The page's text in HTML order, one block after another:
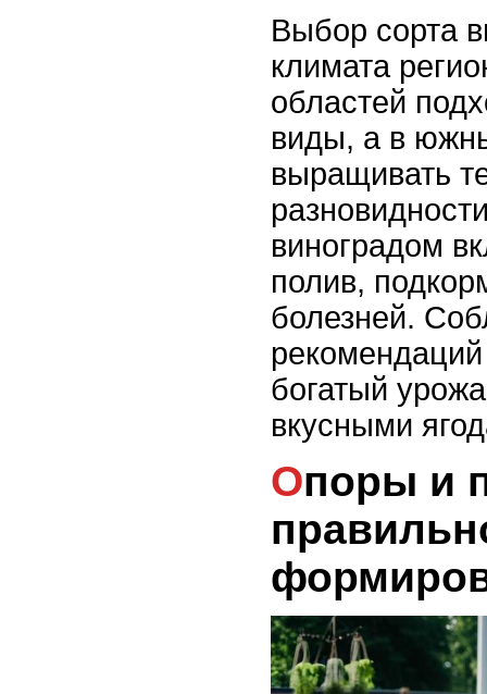
Выбор сорта
климата
областей
виды, а в
выращивать
виноградом
полив,
болезней.
рекомендаций
богатый
вкусными
Опоры и подвязка: как